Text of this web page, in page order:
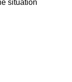
situation